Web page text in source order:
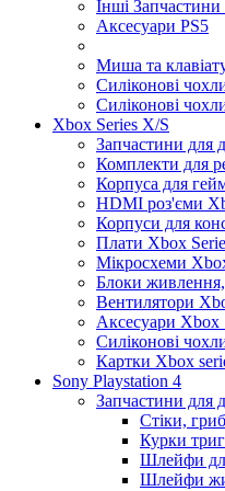
Інші Запчастини
Аксесуари PS5
Миша та
Силіконові
Силіконові
Xbox Series X/S
Запчастини для
Комплекти для
Корпуса для
HDMI роз'єми
Корпуси для
Плати Xbox
Мікросхеми
Блоки
Вентилятори
Аксесуари Xbox
Силіконові
Картки Xbox
Sony Playstation 4
Запчастини для
Стіки,
Курки
Шлейфи
Шлейфи